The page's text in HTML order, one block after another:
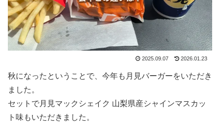
2025.09.07 2026.01.23
秋になったということで、今年も月見バーガーをいただき
ました。
セットで月見マックシェイク 山梨県産シャインマスカッ
ト味もいただきました。